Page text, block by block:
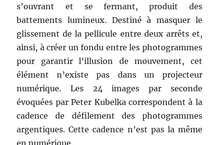
s’ouvrant et se fermant, produit des
battements lumineux. Destiné à masquer le
glissement de la pellicule entre deux arrêts et,
ainsi, à créer un fondu entre les photogrammes
pour garantir l’illusion de mouvement, cet
élément n’existe pas dans un projecteur
numérique. Les 24 images par seconde
évoquées par Peter Kubelka correspondent à la
cadence de défilement des photogrammes
argentiques. Cette cadence n’est pas la même